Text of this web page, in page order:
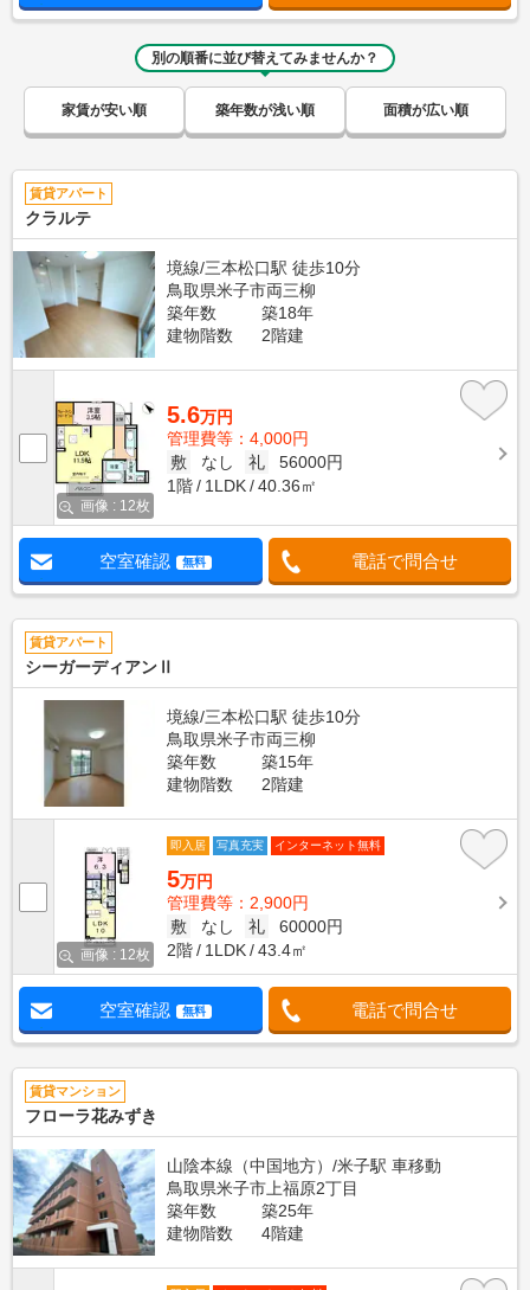
別の順番に並び替えてみませんか？
家賃が安い順 築年数が浅い順 面積が広い順
賃貸アパート
クラルテ
境線/三本松口駅 徒歩10分
鳥取県米子市両三柳
築年数
築18年
建物階数
2階建
画像 : 12枚
5.6万円
管理費等：4,000円
敷
なし 礼
56000円
1階
1LDK 40.36㎡
空室確認 無料 電話で問合せ
賃貸アパート
シーガーディアンⅡ
境線/三本松口駅 徒歩10分
鳥取県米子市両三柳
築年数
築15年
建物階数
2階建
画像 : 12枚
即入居 写真充実 インターネット無料
5万円
管理費等：2,900円
敷
なし 礼
60000円
2階
1LDK 43.4㎡
空室確認 無料 電話で問合せ
賃貸マンション
フローラ花みずき
山陰本線（中国地方）/米子駅 車移動
鳥取県米子市上福原2丁目
築年数
築25年
建物階数
4階建